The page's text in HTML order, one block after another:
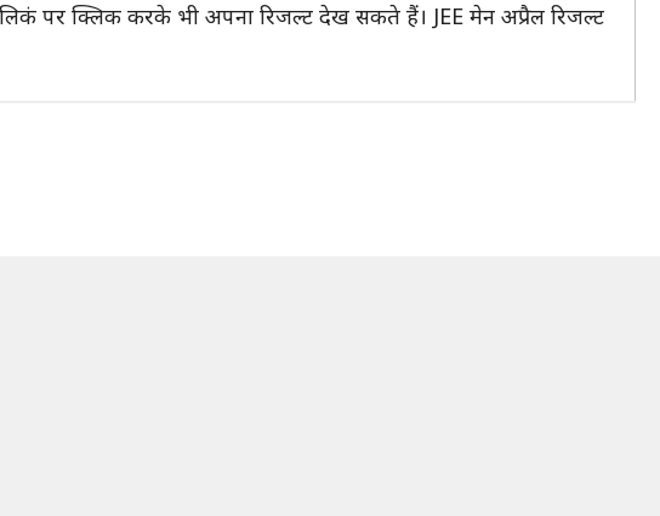
लिकं पर क्लिक करके भी अपना रिजल्ट देख सकते हैं। JEE मेन अप्रैल रिजल्ट